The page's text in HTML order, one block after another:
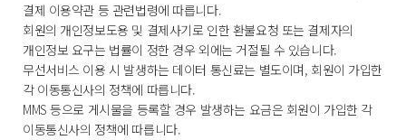
결제 이용약관 등 관련법령에 따릅니다.
회원의 개인정보도용 및 결제사기로 인한 환불요청 또는 결제자의
개인정보 요구는 법률이 정한 경우 외에는 거절될 수 있습니다.
무선서비스 이용 시 발생하는 데이터 통신료는 별도이며, 회원이 가입한
각 이동통신사의 정책에 따릅니다.
MMS 등으로 게시물을 등록할 경우 발생하는 요금은 회원이 가입한 각
이동통신사의 정책에 따릅니다.